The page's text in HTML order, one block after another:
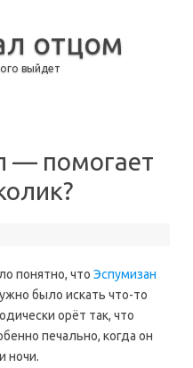
отцом
выйдет
— помогает
понятно, что Эспумизан
было искать что-то
орёт так, что
печально, когда он
ночи.